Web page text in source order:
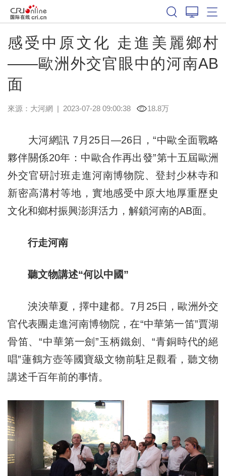
感受中原文化 走進美麗鄉村
——歐洲外交官眼中的河南AB
面
來源： 大河網 | 2023-07-28 09:00:38 18.8万
大河網訊 7月25日—26日，“中歐全面戰略
夥伴關係20年：中歐合作再出發”第十五屆歐洲
外交官研討班走進河南博物院、登封少林寺和
新密高溝村等地，實地感受中原大地厚重歷史
文化和鄉村振興澎湃活力，解鎖河南的AB面。
行走河南
聽文物講述“何以中國”
泱泱華夏，擇中建都。7月25日，歐洲外交
官代表團走進河南博物院，在“中華第一笛”賈湖
骨笛、“中華第一劍”玉柄鐵劍、“青銅時代的絕
唱”蓮鶴方壺等國寶級文物前駐足觀看，聽文物
講述千百年前的事情。